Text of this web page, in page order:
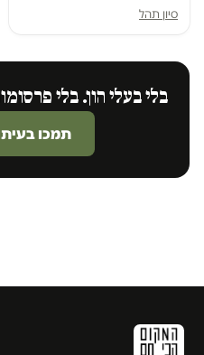
סיון תהל
בלי בעלי הון. בלי
תמכו